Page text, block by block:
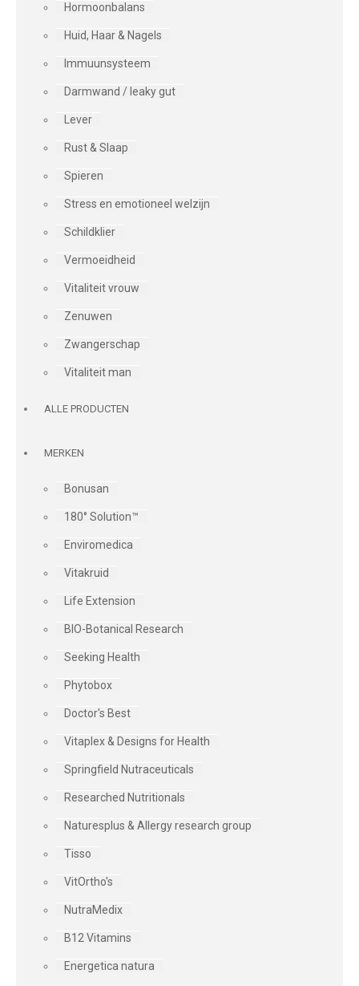
Hormoonbalans
Huid, Haar & Nagels
Immuunsysteem
Darmwand / leaky gut
Lever
Rust & Slaap
Spieren
Stress en emotioneel welzijn
Schildklier
Vermoeidheid
Vitaliteit vrouw
Zenuwen
Zwangerschap
Vitaliteit man
ALLE PRODUCTEN
MERKEN
Bonusan
180° Solution™
Enviromedica
Vitakruid
Life Extension
BIO-Botanical Research
Seeking Health
Phytobox
Doctor's Best
Vitaplex & Designs for Health
Springfield Nutraceuticals
Researched Nutritionals
Naturesplus & Allergy research group
Tisso
VitOrtho's
NutraMedix
B12 Vitamins
Energetica natura